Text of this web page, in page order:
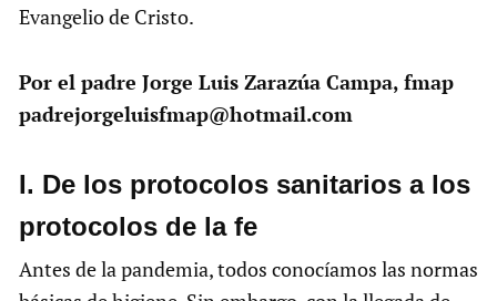
Evangelio de Cristo.
Por el padre Jorge Luis Zarazúa Campa, fmap
padrejorgeluisfmap@hotmail.com
I. De los protocolos sanitarios a los
protocolos de la fe
Antes de la pandemia, todos conocíamos las normas